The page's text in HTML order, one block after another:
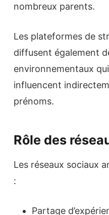
nombreux parents.
Les plateformes de
diffusent également
environnementaux
influencent
prénoms.
Rôle des
Les réseaux sociaux
:
Partage